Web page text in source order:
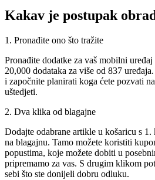
Kakav je postupak
1. Pronađite ono što tražite
Pronađite dodatke za vaš mobilni
20,000 dodataka za više od 837
i započnite planirati koga ćete pozvati
uštedjeti.
2. Dva klika od blagajne
Dodajte odabrane artikle u košaricu s
na blagajnu. Tamo možete koristiti
popustima, koje možete dobiti u
pripremamo za vas. S drugim klikom
sebi što ste donijeli dobru odluku.